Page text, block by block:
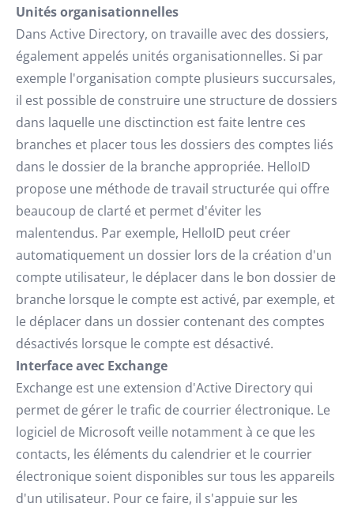
Unités organisationnelles
Dans Active Directory, on travaille avec des dossiers,
également appelés unités organisationnelles. Si par
exemple l'organisation compte plusieurs succursales,
il est possible de construire une structure de dossiers
dans laquelle une disctinction est faite lentre ces
branches et placer tous les dossiers des comptes liés
dans le dossier de la branche appropriée. HelloID
propose une méthode de travail structurée qui offre
beaucoup de clarté et permet d'éviter les
malentendus. Par exemple, HelloID peut créer
automatiquement un dossier lors de la création d'un
compte utilisateur, le déplacer dans le bon dossier de
branche lorsque le compte est activé, par exemple, et
le déplacer dans un dossier contenant des comptes
désactivés lorsque le compte est désactivé.
Interface avec Exchange
Exchange est une extension d'Active Directory qui
permet de gérer le trafic de courrier électronique. Le
logiciel de Microsoft veille notamment à ce que les
contacts, les éléments du calendrier et le courrier
électronique soient disponibles sur tous les appareils
d'un utilisateur. Pour ce faire, il s'appuie sur les